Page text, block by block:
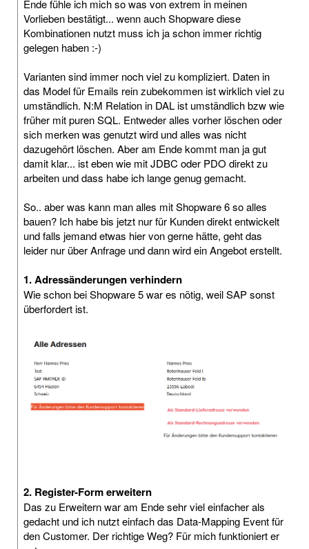
Ende fühle ich mich so was von extrem in meinen
Vorlieben bestätigt... wenn auch Shopware diese
Kombinationen nutzt muss ich ja schon immer richtig
gelegen haben :-)
Varianten sind immer noch viel zu kompliziert. Daten in
das Model für Emails rein zubekommen ist wirklich viel zu
umständlich. N:M Relation in DAL ist umständlich bzw wie
früher mit puren SQL. Entweder alles vorher löschen oder
sich merken was genutzt wird und alles was nicht
dazugehört löschen. Aber am Ende kommt man ja gut
damit klar... ist eben wie mit JDBC oder PDO direkt zu
arbeiten und dass habe ich lange genug gemacht.
So.. aber was kann man alles mit Shopware 6 so alles
bauen? Ich habe bis jetzt nur für Kunden direkt entwickelt
und falls jemand etwas hier von gerne hätte, geht das
leider nur über Anfrage und dann wird ein Angebot erstellt.
1. Adressänderungen verhindern
Wie schon bei Shopware 5 war es nötig, weil SAP sonst
überfordert ist.
2. Register-Form erweitern
Das zu Erweitern war am Ende sehr viel einfacher als
gedacht und ich nutzt einfach das Data-Mapping Event für
den Customer. Der richtige Weg? Für mich funktioniert er